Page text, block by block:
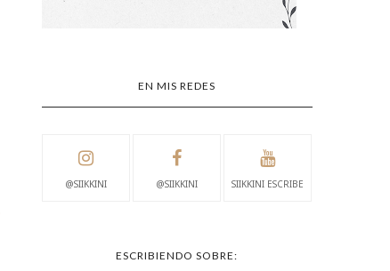
EN MIS REDES
@SIIKKINI @SIIKKINI SIIKKINI ESCRIBE
ESCRIBIENDO SOBRE: